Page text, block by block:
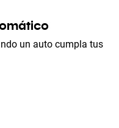
un auto cumpla tus